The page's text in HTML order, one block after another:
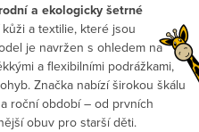
a ekologicky šetrné
a textilie, které jsou
je navržen s ohledem na
a flexibilními podrážkami,
Značka nabízí širokou škálu
roční období – od prvních
obuv pro starší děti.